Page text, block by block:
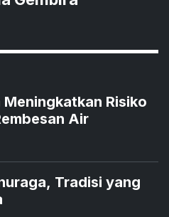
Risiko
Air
Tradisi yang